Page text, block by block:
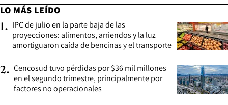
LO MÁS LEÍDO
1. IPC de julio en la parte baja de las
proyecciones: alimentos, arriendos y la luz
amortiguaron caída de bencinas y el transporte
2. Cencosud tuvo pérdidas por $36 mil millones
en el segundo trimestre, principalmente por
factores no operacionales